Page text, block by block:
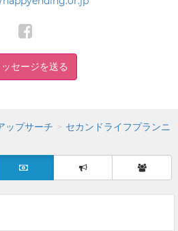
ッセージを送る
ップサーチ
セカンドライフプランニ